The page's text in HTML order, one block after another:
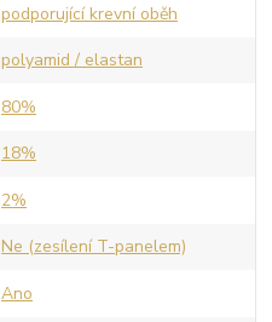
podporující krevní oběh
polyamid / elastan
80%
18%
2%
Ne (zesílení T-panelem)
Ano